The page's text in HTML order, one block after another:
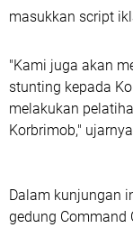
masukkan script
"Kami juga akan
stunting kepada
melakukan
Korbrimob,"
Dalam kunjungan
gedung Command